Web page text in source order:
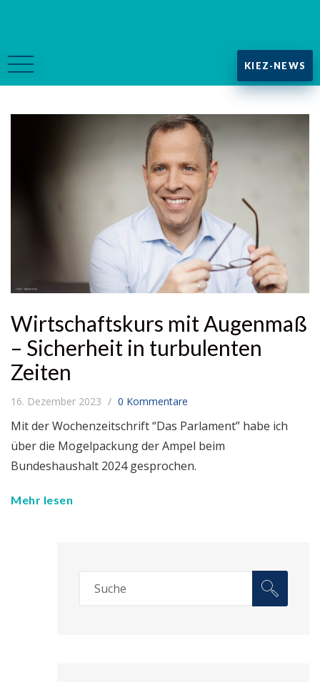
KIEZ-NEWS
Wirtschaftskurs mit Augenmaß
– Sicherheit in turbulenten
Zeiten
16. Dezember 2023 0 Kommentare
Mit der Wochenzeitschrift “Das Parlament” habe ich
über die Mogelpackung der Ampel beim
Bundeshaushalt 2024 gesprochen.
Mehr lesen